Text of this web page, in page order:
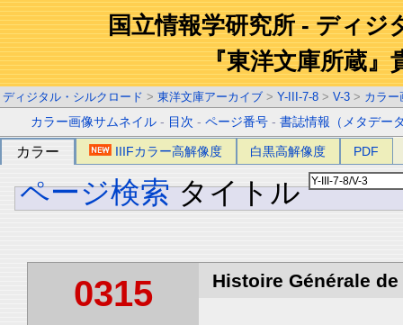
国立情報学研究所 - ディジ
『東洋文庫所蔵』
ディジタル・シルクロード > 東洋文庫アーカイブ > Y-III-7-8 > V-3 > カラー
カラー画像サムネイル - 目次 -ページ番号 -書誌情報（メタデー
カラー IIIFカラー高解像度 白黒高解像度 PDF
ページ検索 タイトル
0315 Histoire Générale